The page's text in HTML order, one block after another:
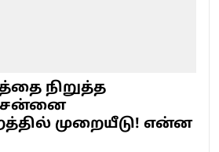
நிறுத்த
முறையீடு! என்ன